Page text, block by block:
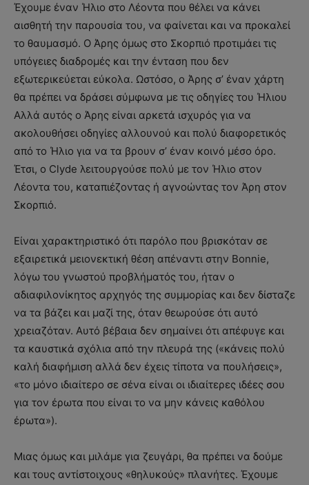
Έχουμε έναν Ήλιο στο Λέοντα που θέλει να κάνει
αισθητή την παρουσία του, να φαίνεται και να προκαλεί
το θαυμασμό. Ο Άρης όμως στο Σκορπιό προτιμάει τις
υπόγειες διαδρομές και την ένταση που δεν
εξωτερικεύεται εύκολα. Ωστόσο, ο Άρης σ’ έναν χάρτη
θα πρέπει να δράσει σύμφωνα με τις οδηγίες του Ήλιου
Αλλά αυτός ο Άρης είναι αρκετά ισχυρός για να
ακολουθήσει οδηγίες αλλουνού και πολύ διαφορετικός
από το Ήλιο για να τα βρουν σ’ έναν κοινό μέσο όρο.
Έτσι, ο Clyde λειτουργούσε πολύ με τον Ήλιο στον
Λέοντα του, καταπιέζοντας ή αγνοώντας τον Άρη στον
Σκορπιό.
Είναι χαρακτηριστικό ότι παρόλο που βρισκόταν σε
εξαιρετικά μειονεκτική θέση απέναντι στην Bonnie,
λόγω του γνωστού προβλήματός του, ήταν ο
αδιαφιλονίκητος αρχηγός της συμμορίας και δεν δίσταζε
να τα βάζει και μαζί της, όταν θεωρούσε ότι αυτό
χρειαζόταν. Αυτό βέβαια δεν σημαίνει ότι απέφυγε και
τα καυστικά σχόλια από την πλευρά της («κάνεις πολύ
καλή διαφήμιση αλλά δεν έχεις τίποτα να πουλήσεις»,
«το μόνο ιδιαίτερο σε σένα είναι οι ιδιαίτερες ιδέες σου
για τον έρωτα που είναι το να μην κάνεις καθόλου
έρωτα»).
Μιας όμως και μιλάμε για ζευγάρι, θα πρέπει να δούμε
και τους αντίστοιχους «θηλυκούς» πλανήτες. Έχουμε